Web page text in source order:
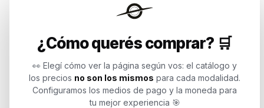
¿Cómo querés comprar? 🛒
👀 Elegí cómo ver la página según vos: el catálogo y
los precios no son los mismos para cada modalidad.
Configuramos los medios de pago y la moneda para
tu mejor experiencia 🎯
Endurances
Soluciones de tecnología para
Potenciamos tu mundo.
Time to work